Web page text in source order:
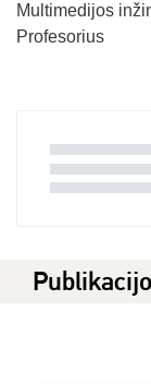
Multimedijos
Profesorius